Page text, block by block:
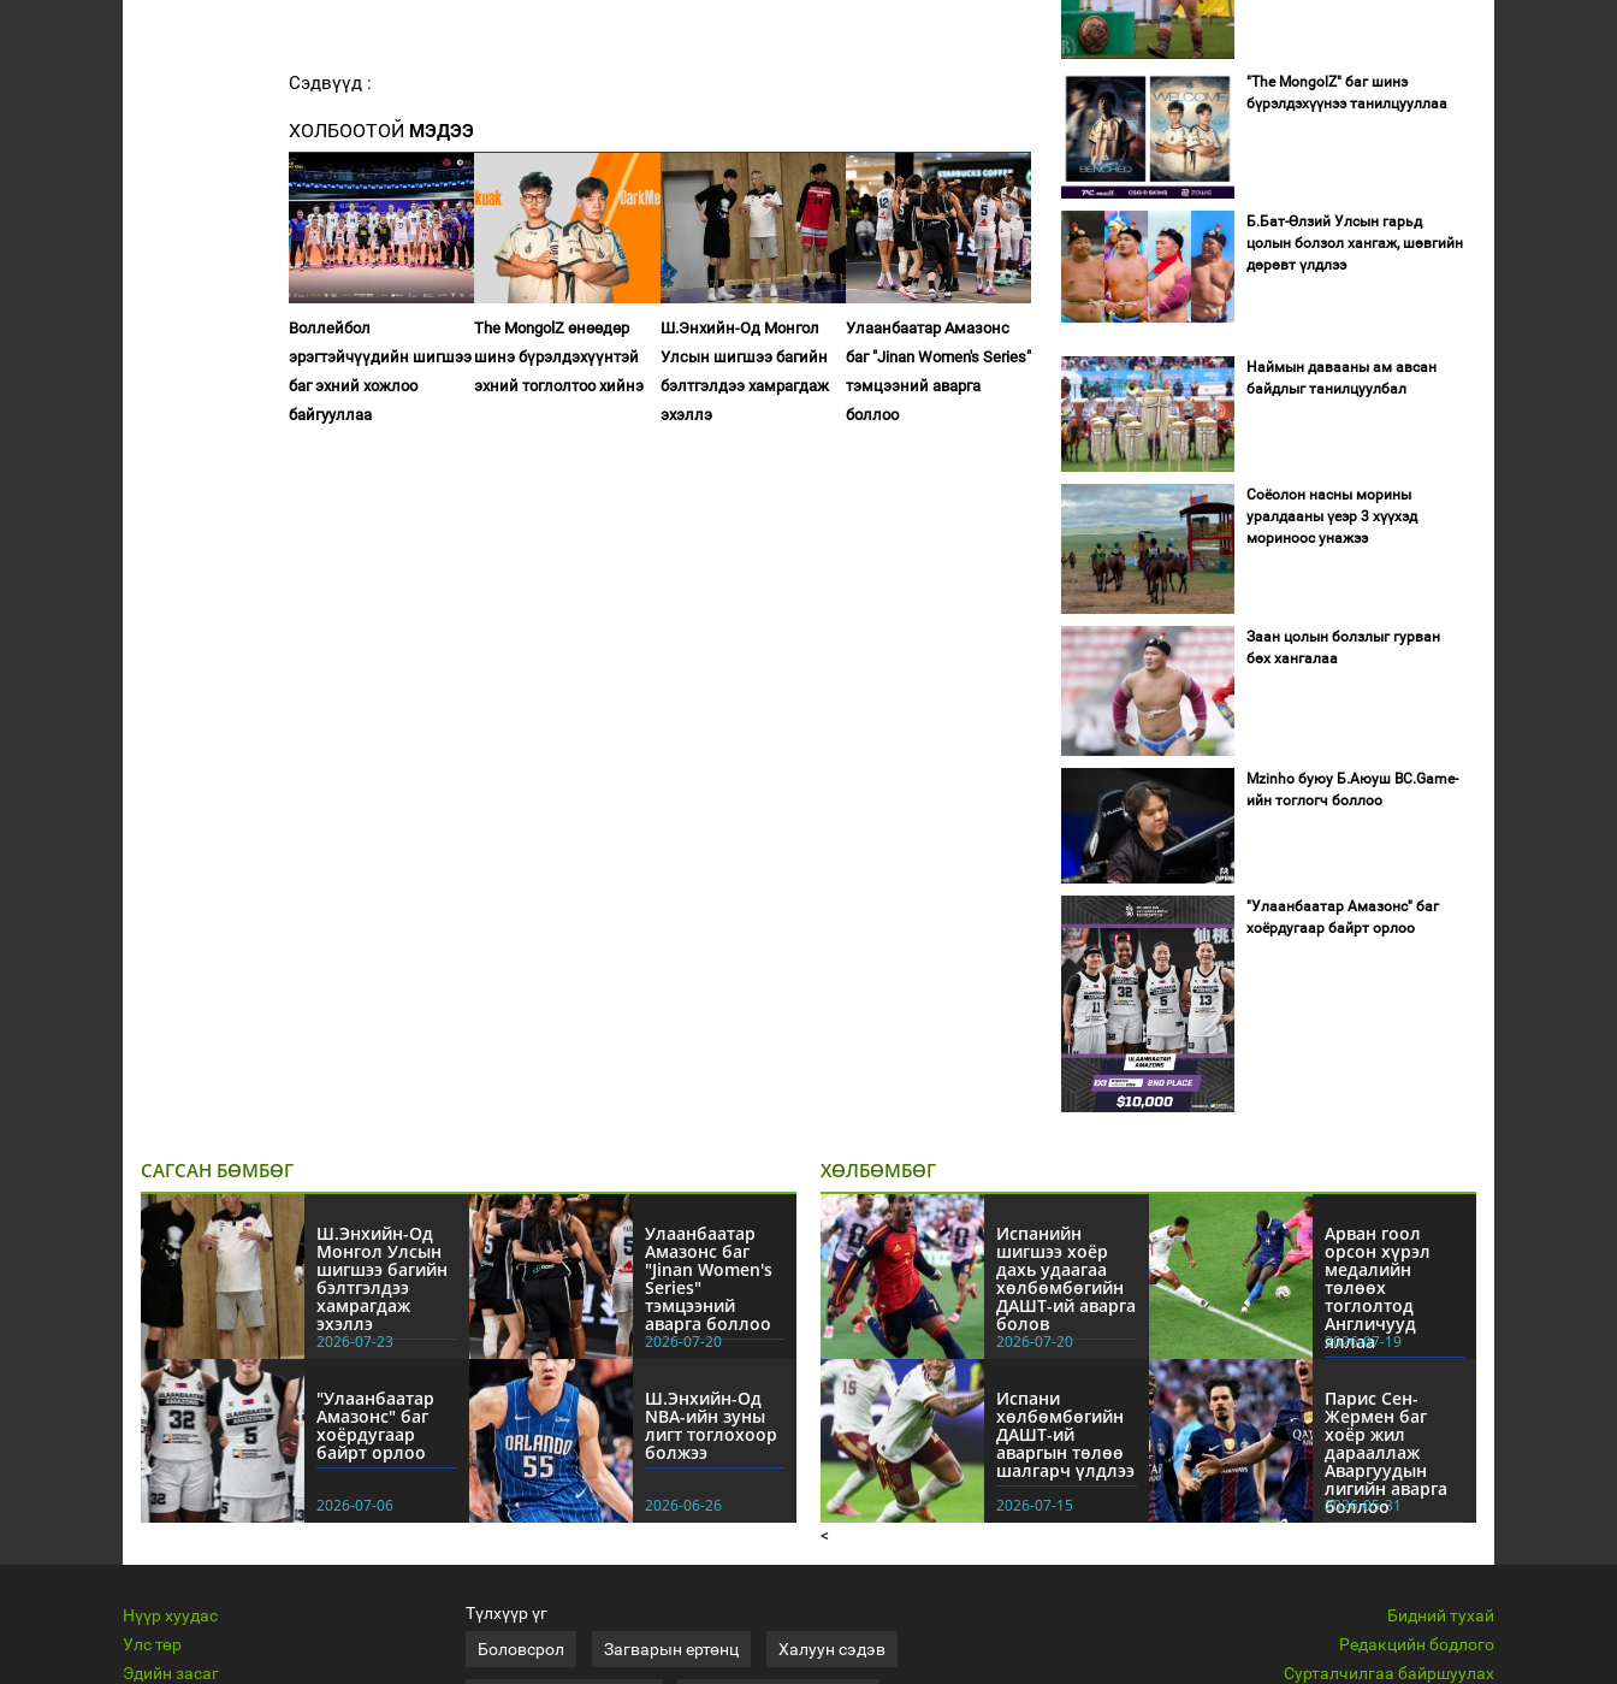
Сэдвүүд :
ХОЛБООТОЙ МЭДЭЭ
Воллейбол
эрэгтэйчүүдийн шигшээ
баг эхний хожлоо
байгууллаа
The MongolZ өнөөдөр
шинэ бүрэлдэхүүнтэй
эхний тоглолтоо хийнэ
Ш.Энхийн-Од Монгол
Улсын шигшээ багийн
бэлтгэлдээ хамрагдаж
эхэллэ
Улаанбаатар Амазонс
баг "Jinan Women's Series"
тэмцээний аварга
боллоо
"The MongolZ" баг шинэ
бүрэлдэхүүнээ танилцууллаа
Б.Бат-Өлзий Улсын гарьд
цолын болзол хангаж, шөвгийн
дөрөвт үлдлээ
Наймын давааны ам авсан
байдлыг танилцуулбал
Соёолон насны морины
уралдааны үеэр 3 хүүхэд
мориноос унажээ
Заан цолын болзлыг гурван
бөх хангалаа
Mzinho буюу Б.Аюуш BC.Game-
ийн тоглогч боллоо
"Улаанбаатар Амазонс" баг
хоёрдугаар байрт орлоо
САГСАН БӨМБӨГ
Ш.Энхийн-Од
Монгол Улсын
шигшээ багийн
бэлтгэлдээ
хамрагдаж
эхэллэ
2026-07-23
Улаанбаатар
Амазонс баг
"Jinan Women's
Series"
тэмцээний
аварга боллоо
2026-07-20
"Улаанбаатар
Амазонс" баг
хоёрдугаар
байрт орлоо
2026-07-06
Ш.Энхийн-Од
NBА-ийн зуны
лигт тоглохоор
болжээ
2026-06-26
ХӨЛБӨМБӨГ
Испанийн
шигшээ хоёр
дахь удаагаа
хөлбөмбөгийн
ДАШТ-ий аварга
болов
2026-07-20
Арван гоол
орсон хүрэл
медалийн
төлөөх
тоглолтод
Англичууд
яллаа
2026-07-19
Испани
хөлбөмбөгийн
ДАШТ-ий
аваргын төлөө
шалгарч үлдлээ
2026-07-15
Парис Сен-
Жермен баг
хоёр жил
дарааллаж
Аваргуудын
лигийн аварга
боллоо
2026-05-31
<
Нүүр хуудас
Улс төр
Эдийн засаг
Түлхүүр үг
Боловсрол
Загварын ертөнц Халуун сэдэв
Бидний тухай
Редакцийн бодлого
Сурталчилгаа байршуулах